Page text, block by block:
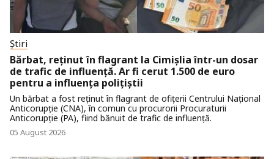
Știri
Bărbat, reținut în flagrant la Cimișlia într-un dosar
de trafic de influență. Ar fi cerut 1.500 de euro
pentru a influența polițiștii
Un bărbat a fost reținut în flagrant de ofițerii Centrului Național
Anticorupție (CNA), în comun cu procurorii Procuraturii
Anticorupție (PA), fiind bănuit de trafic de influență.
05 August 2026